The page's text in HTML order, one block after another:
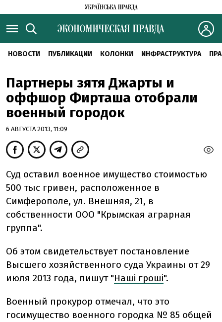
НОВОСТИ ПУБЛИКАЦИИ КОЛОНКИ ИНФРАСТРУКТУРА
Партнеры зятя Джарты и
оффшор Фирташа отобрали
военный городок
6 АВГУСТА 2013, 11:09
Суд оставил военное имущество стоимостью
500 тыс гривен, расположенное в
Симферополе, ул. Внешняя, 21, в
собственности ООО "Крымская аграрная
группа".
Об этом свидетельствует постановление
Высшего хозяйственного суда Украины от 29
июля 2013 года, пишут "Наші гроші".
Военный прокурор отмечал, что это
госимущество военного городка № 85 общей